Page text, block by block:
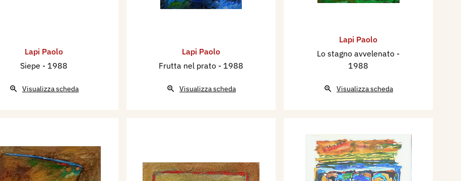
Lapi Paolo
Siepe - 1988
Visualizza scheda
Lapi Paolo
Frutta nel prato - 1988
Visualizza scheda
Lapi Paolo
Lo stagno avvelenato -
1988
Visualizza scheda